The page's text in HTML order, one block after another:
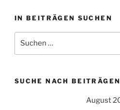
aus
um
zugehörige
Beiträge
finden.
IN BEITRÄGEN SUCHEN
nach:
SUCHE NACH
August